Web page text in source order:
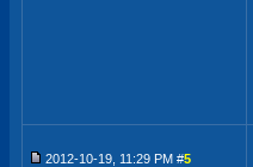
2012-10-19, 11:29 PM #5